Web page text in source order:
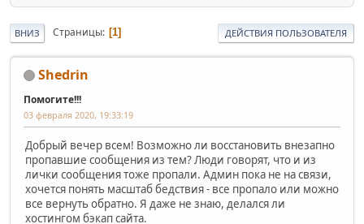
ВНИЗ Страницы 1 ДЕЙСТВИЯ ПОЛЬЗОВАТЕЛЯ
Shedrin
Помогите!!!
03 февраля 2020, 19:33:19
Добрый вечер всем! Возможно ли восстановить внезапно
пропавшие сообщения из тем? Люди говорят, что и из
лички сообщения тоже пропали. Админ пока не на связи,
хочется понять масштаб бедствия - все пропало или можно
все вернуть обратно. Я даже не знаю, делался ли
хостингом бэкап сайта.